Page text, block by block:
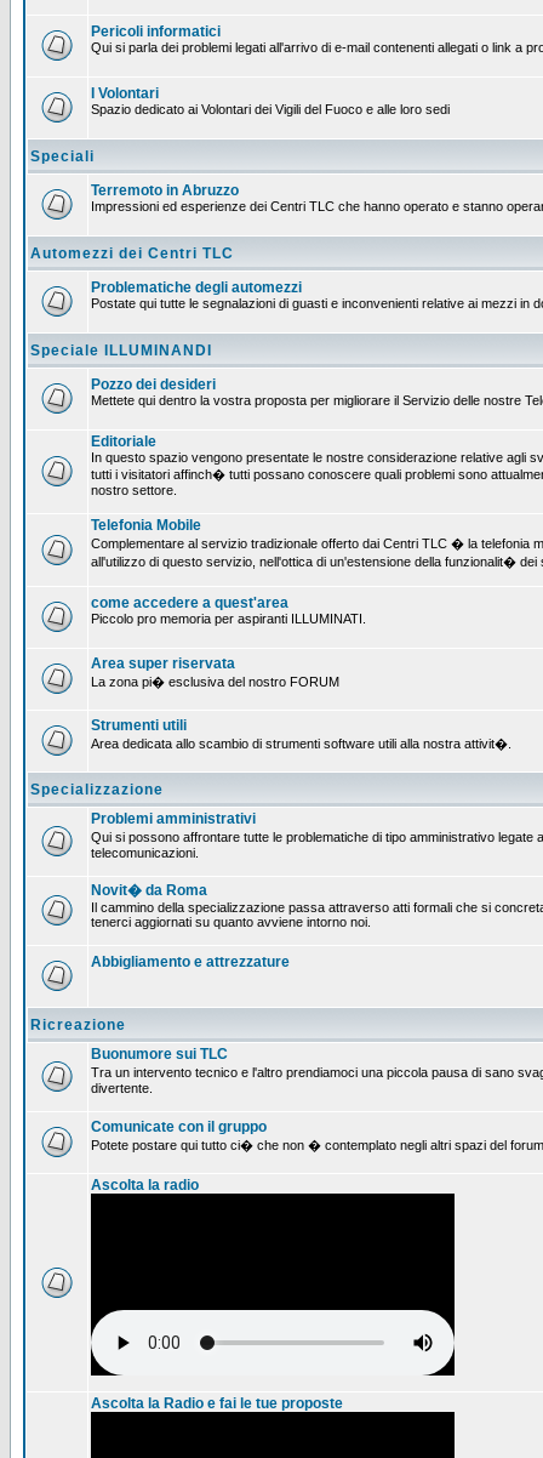
Pericoli informatici
Qui si parla dei problemi legati all'arrivo di e-mail contenenti allegati o link a
I Volontari
Spazio dedicato ai Volontari dei Vigili del Fuoco e alle loro sedi
Speciali
Terremoto in Abruzzo
Impressioni ed esperienze dei Centri TLC che hanno operato e stanno
Automezzi dei Centri TLC
Problematiche degli automezzi
Postate qui tutte le segnalazioni di guasti e inconvenienti relative ai mezzi in
Speciale ILLUMINANDI
Pozzo dei desideri
Mettete qui dentro la vostra proposta per migliorare il Servizio delle nostre
Editoriale
In questo spazio vengono presentate le nostre considerazione relative agli
tutti i visitatori affinch� tutti possano conoscere quali problemi sono
nostro settore.
Telefonia Mobile
Complementare al servizio tradizionale offerto dai Centri TLC � la telefonia
all'utilizzo di questo servizio, nell'ottica di un'estensione della funzionalit�
come accedere a quest'area
Piccolo pro memoria per aspiranti ILLUMINATI.
Area super riservata
La zona pi� esclusiva del nostro FORUM
Strumenti utili
Area dedicata allo scambio di strumenti software utili alla nostra attivit�.
Specializzazione
Problemi amministrativi
Qui si possono affrontare tutte le problematiche di tipo amministrativo
telecomunicazioni.
Novit� da Roma
Il cammino della specializzazione passa attraverso atti formali che si
tenerci aggiornati su quanto avviene intorno noi.
Abbigliamento e attrezzature
Ricreazione
Buonumore sui TLC
Tra un intervento tecnico e l'altro prendiamoci una piccola pausa di sano
divertente.
Comunicate con il gruppo
Potete postare qui tutto ci� che non � contemplato negli altri spazi del
Ascolta la radio
Ascolta la Radio e fai le tue proposte